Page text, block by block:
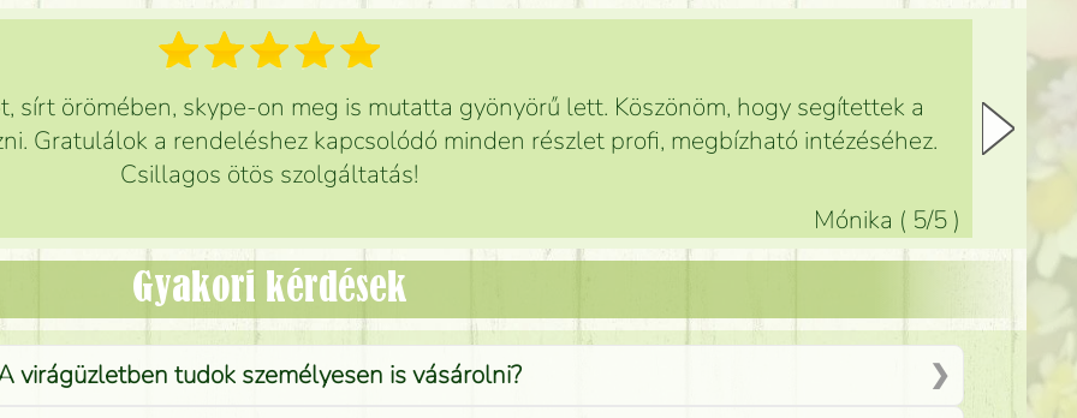
sírt örömében, skype-on meg is mutatta gyönyörű lett. Köszönöm, hogy segítettek a
Gratulálok a rendeléshez kapcsolódó minden részlet profi, megbízható intézéséhez.
Csillagos ötös szolgáltatás!
Mónika ( 5/5 )
Gyakori kérdések
virágüzletben tudok személyesen is vásárolni?